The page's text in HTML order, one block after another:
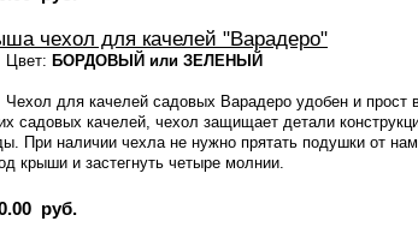
чехол для качелей "Варадеро"
Цвет: БОРДОВЫЙ или ЗЕЛЕНЫЙ
Чехол для качелей садовых Варадеро удобен и прост
садовых качелей, чехол защищает детали
При наличии чехла не нужно прятать подушки от
крыши и застегнуть четыре молнии.
руб.